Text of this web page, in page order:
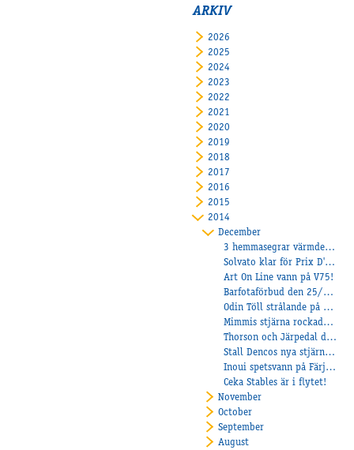
ARKIV
2026
2025
2024
2023
2022
2021
2020
2019
2018
2017
2016
2015
2014
December
3 hemmasegrar värmde under juldagen
Solvato klar för Prix D'Amerique!
Art On Line vann på V75!
Barfotaförbud den 25/12 beslutat av banveterinären
Odin Töll strålande på V75!
Mimmis stjärna rockade på Axevalla!
Thorson och Järpedal dubblade!
Stall Dencos nya stjärna imponerade när Veijo hade lekstuga på Axevalla
Inoui spetsvann på Färjestad!
Ceka Stables är i flytet!
November
October
September
August